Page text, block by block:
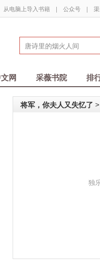
从电脑上导入书籍 | 公众号 |
网 采薇书院 排
将军，你夫人又失忆了 >
独